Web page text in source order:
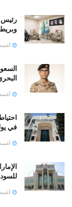
رئيس
أغسطس
أغسطس
في يوليو
أغسطس
أغسطس